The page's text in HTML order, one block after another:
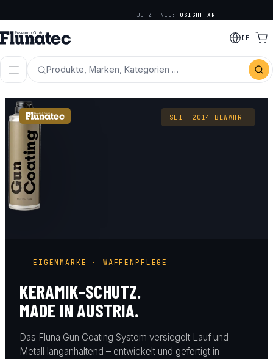
JETZT NEU: OSIGHT XR
DE
Produkte, Marken, Kategorien …
EIGENMARKE · WAFFENPFLEGE
KERAMIK-SCHUTZ.
MADE IN AUSTRIA.
Das Fluna Gun Coating System versiegelt Lauf und
Metall langanhaltend – entwickelt und gefertigt in
SEIT 2014 BEWÄHRT